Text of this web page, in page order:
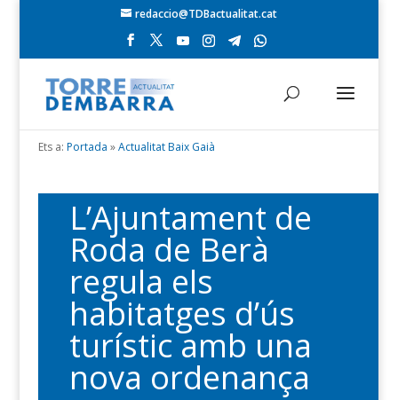
redaccio@TDBactualitat.cat
Ets a: Portada »Actualitat Baix Gaià
L’Ajuntament de
Roda de Berà
regula els
habitatges d’ús
turístic amb una
nova ordenança